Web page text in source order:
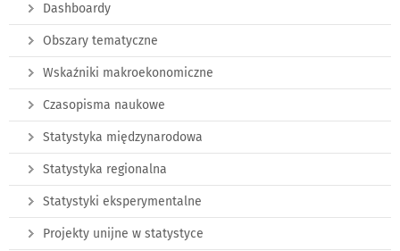
Dashboardy
Obszary tematyczne
Wskaźniki makroekonomiczne
Czasopisma naukowe
Statystyka międzynarodowa
Statystyka regionalna
Statystyki eksperymentalne
Projekty unijne w statystyce